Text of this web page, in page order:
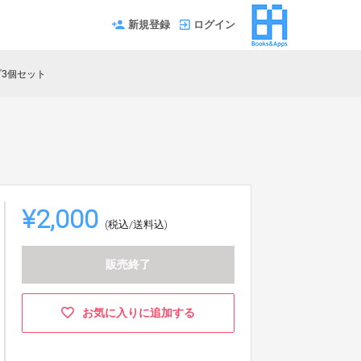
新規登録 ログイン
個セット
¥2,000 (税込/送料込)
販売終了
お気に入りに追加する